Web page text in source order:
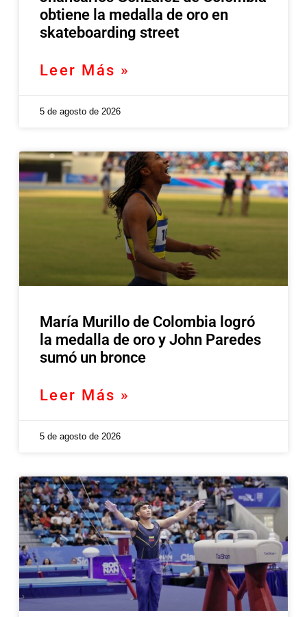
obtiene la medalla de oro en
skateboarding street
Leer Más »
5 de agosto de 2026
María Murillo de Colombia logró
la medalla de oro y John Paredes
sumó un bronce
Leer Más »
5 de agosto de 2026